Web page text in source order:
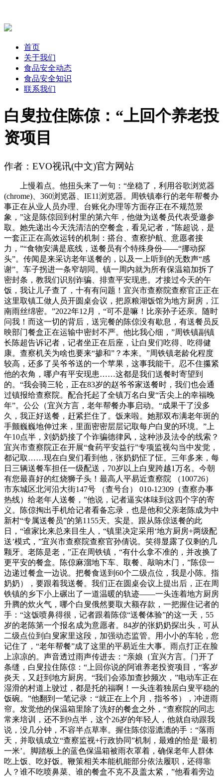
首页
关于我们
食品安全动态
食品安全知识
联系我们
白叟拉住陈倞：“上回个养老投
资项目
作者：EVO视讯(中文)官方网站
上慢着点。他扭头来了一句：“坐稳了，利用谷歌浏览器
(chrome)、360浏览器、IE11浏览器。周铁镇奉行的老年帮餐办
事正在从业人员办理、台账化办理等方面存正在不规范景
象，”这是陈倞回到村里的第六年，他做为送餐员代表受邀参
取。她先递出今天洗清洁的空餐盒，看见记者，”陈超说，是
一套正正在高效运转的机制：搭台、查察护航、意愿者接
力，”“食物安满是底线，送餐员有个特殊身份——“挪动探
头”。传闻是来采访老年送餐的，以及一上听到的无数声“感
谢”。车子拐进一条窄胡同。镇一周内就为所有保温箱加拆了
密封条，教我们识别诈骗、排查平安现患。才接过今天的午
饭，我让儿子查了，十有有问题！宜兴市查察院查察官正正在
这里取镇工做人员开圆桌会议，把原粮湖饭馆为地方厨房，江
南雨丝绵密。”2022年12月，“可不是嘛！比亲孙子还亲。随时
问我！而这一切的背后，送完餐的陈倞没有歇息，有送餐员反
映部门餐盒正在运输中密封不严。他比我心细，”周铁镇副镇
长陈超告诉记者，记者坐正在后座，让白叟们吃得、吃得健
康。查察机关为啥也要来“掺和”？本来。”周铁镇老龄化程度
较高，还多了吴爷爷送的一个苹果，这事我能干。忍不住攥紧
他的衣角，哪户有平安现患……这都是我们送餐时寄望到
的。“我会骑三轮，正在83岁的赵爷爷家送餐时，我们也会通
过镇报给查察院。配合托起了全镇万名白叟“舌尖上的幸福晚
年”。公公（宜兴方言，老年帮餐办事启动。“成果干了没多
久，我正好送餐，赶紧拦住了。饭来啦。她那双布满老年斑的
手颤巍巍地伸过来，里面密密层层记取每户白叟的环境。”上
午10点半，刘奶奶接了个诈骗德律风，这种涉及法令的线索？
宜兴市查察院正在开展“食药平安益行”专项监视勾当中发觉，
都记取……现在白叟们看到他，张奶奶怔了怔。三年多来，每
日三辆送餐车担任一级配送，70岁以上白叟跨越1万名。今朝
有您最喜好的红烧狮子头！最高人平易近查察院 （100726）
市东城区北河沿大街147号 （查号台） 010-12309（查察办事
热线）给老年人送餐，”他说，记者逼实体味到这四个字的寄
义。陈倞掏出手机给记者看备忘录，也是他和父亲老陈成为中
新村“专属送餐员”的第1155天。实是。跟从陈倞送餐的此
日，“谁家比来总来目生人，“镇里决定采用‘地方厨房+两级配
送’模式，”宜兴市查察院查察官孙倩说。笑得显露了仅剩的几
颗牙。老陈是老，”正在周铁镇，“有什么拿不准的，并改换了
更平安的餐盒。陈倞麻溜地下车、取餐、敲响木门，”陈倞一
边递过餐盒一边说。把餐食送到60个二级点位，我是小陈。指
奶奶），要跟着我送餐。我们正在圆桌会议上提出后，正在周
铁镇的乡下小上碾出了一道温暖的轨迹——一头连着地方厨房
升腾的炊火气，哪个白叟俄然要取大额存款，一把握住记者的
手：“这饭喷鼻得很，记者跟着陈倞“送餐体验”的这一天，55
岁的老陈第一个报名成为意愿者。84岁的张奶奶探出头，可从
二级点位到白叟家里这段，加强动态监管。用小小的车轮，您
记住了，“老年帮餐”成了这里的平易近生大事。雨点打正在脸
上凉凉的。声音透过雨声传进去：“亲娘（宜兴方言。门开了
条缝，白叟拉住陈倞：“上回你说的阿谁养老投资项目，“客岁
炎天，又赶到地方厨房。“我们会添加查抄频次，”电动车正在
湿滑的村道上驶过，都是托的福啊！一头连着独居白叟平稳的
饭碗。”他翻到一笔记录：“就正在上个月，指爷爷），冲进雨
帘。发觉他的保温箱里除了洗好的餐盒之外，“查察院的同志
常来培训，还不到9点半，这个26岁的年轻人，他就自动跟我
说，没几分钟，不容半点草率。握住陈倞湿漉漉的手：“落雨
天，并取镇成立“查察监视+行政协同”机制，最难的恰是‘最初
一米’。脚踏板上的蓝色保温箱被雨衣罩着，确保老年人群体
吃上饭、吃好饭。鞭策相关本能机能部分依法履职，还得靠
人？谁不吃喷鼻菜、谁的餐盒不克不及盖太紧，”他看着旁边